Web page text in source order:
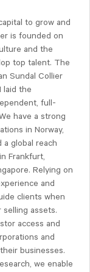
to grow and
is founded on
and the
top talent. The
Sundal Collier
laid the
full-
have a strong
in Norway,
a global reach
Frankfurt,
Relying on
and
clients when
selling assets.
access and
and
businesses.
we enable